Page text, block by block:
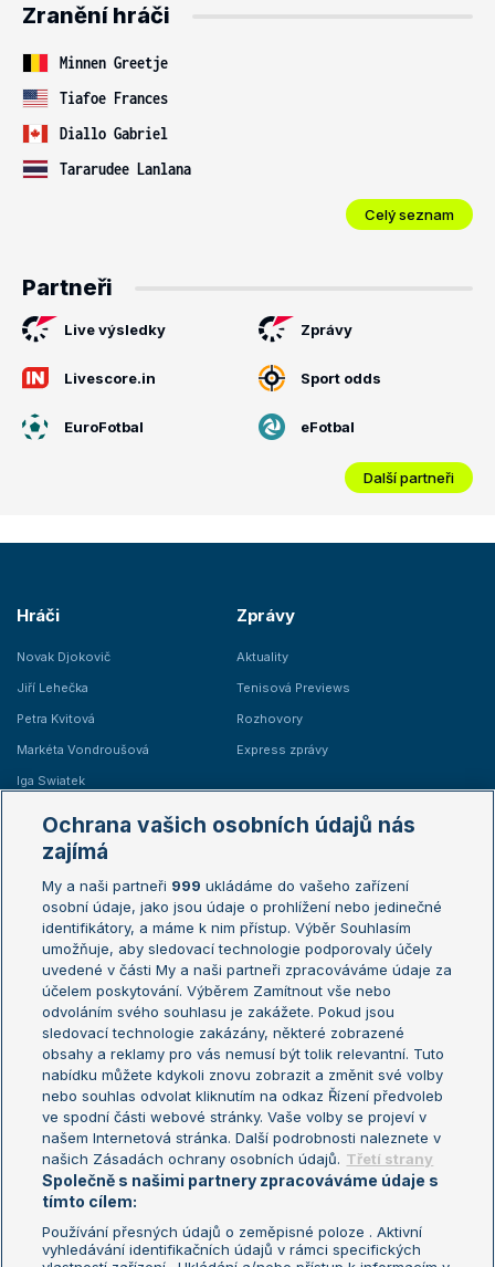
Zranění hráči
Minnen Greetje
Tiafoe Frances
Diallo Gabriel
Tararudee Lanlana
Celý seznam
Partneři
Live výsledky Zprávy
Livescore.in Sport odds
EuroFotbal eFotbal
Další partneři
Hráči
Novak Djokovič
Jiří Lehečka
Petra Kvitová
Markéta Vondroušová
Iga Swiatek
Zprávy
Aktuality
Tenisová Previews
Rozhovory
Express zprávy
Žebříčky
Žebříček ATP (muži)
Žebříček WTA (ženy)
Sázkařský žebříček
Australian Open
French Open
Wimbledon
US Open
Turnaj mistrů
Turnaj mistryň
Aktualní trendy
Fotbalové přestupy
Livesport Daily
LS Prague Open
Ochrana vašich osobních údajů nás
zajímá
My a naši partneři 999 ukládáme do vašeho zařízení
osobní údaje, jako jsou údaje o prohlížení nebo jedinečné
identifikátory, a máme k nim přístup. Výběr Souhlasím
umožňuje, aby sledovací technologie podporovaly účely
uvedené v části My a naši partneři zpracováváme údaje za
účelem poskytování. Výběrem Zamítnout vše nebo
odvoláním svého souhlasu je zakážete. Pokud jsou
sledovací technologie zakázány, některé zobrazené
obsahy a reklamy pro vás nemusí být tolik relevantní. Tuto
nabídku můžete kdykoli znovu zobrazit a změnit své volby
nebo souhlas odvolat kliknutím na odkaz Řízení předvoleb
ve spodní části webové stránky. Vaše volby se projeví v
našem Internetová stránka. Další podrobnosti naleznete v
našich Zásadách ochrany osobních údajů. Třetí strany
Společně s našimi partnery zpracováváme údaje s
tímto cílem:
Používání přesných údajů o zeměpisné poloze . Aktivní
vyhledávání identifikačních údajů v rámci specifických